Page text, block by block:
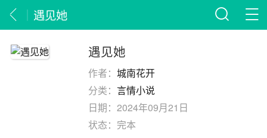
遇见她
遇见她
作者：城南花开
分类：言情小说
日期：2024年09月21日
状态： 完本